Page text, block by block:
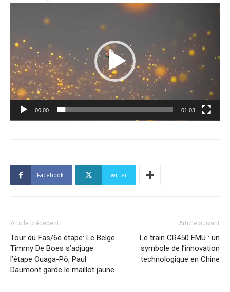
Lecteur
00:00 01:03
Facebook Twitter
Article précédent
Tour du Fas/6e étape: Le Belge
Timmy De Boes s’adjuge
l’étape Ouaga-Pô, Paul
Daumont garde le maillot jaune
Article suivant
Le train CR450 EMU : un
symbole de l’innovation
technologique en Chine